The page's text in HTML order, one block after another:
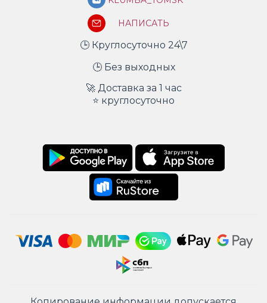
НАПИСАТЬ
🕒 Круглосуточно 24\7
🕒 Без выходных
🚀 Доставка за 1 час
⭐ круглосуточно